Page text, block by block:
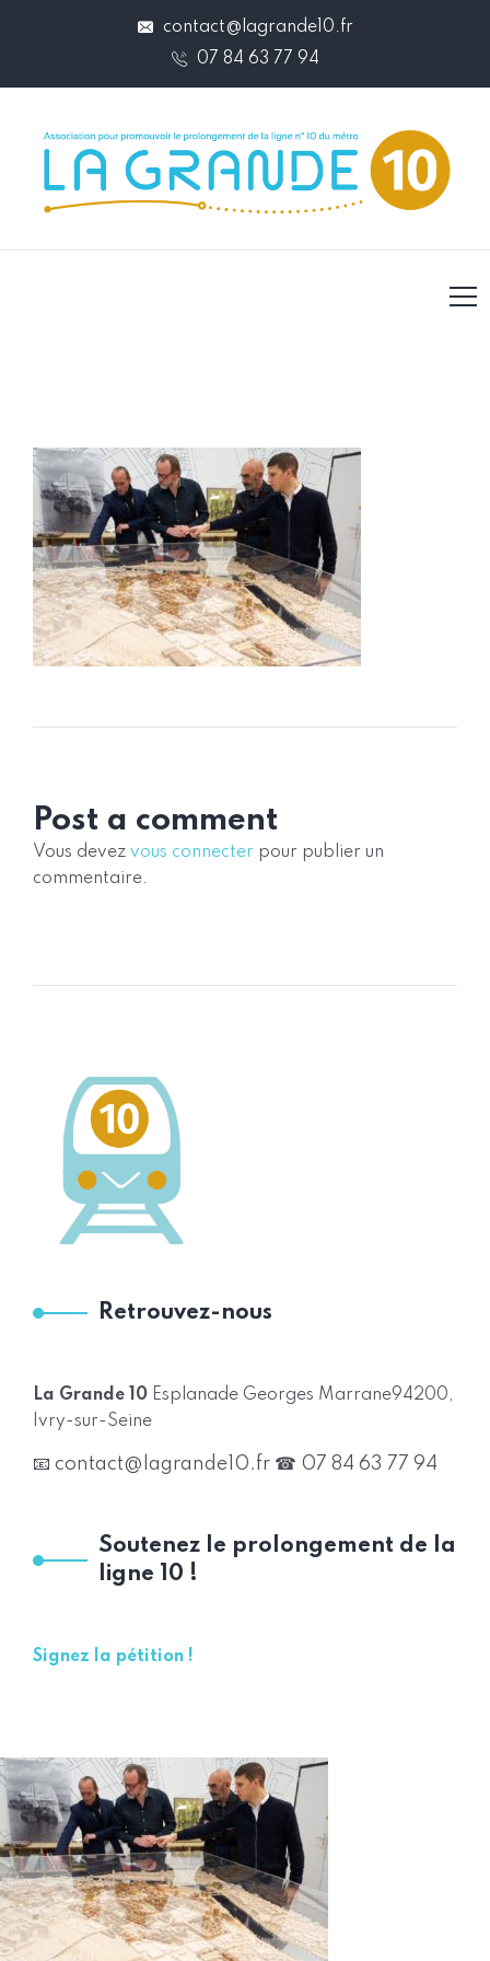
contact@lagrande10.fr
07 84 63 77 94
Post a comment
Vous devez vous connecter pour publier un
commentaire.
Retrouvez-nous
La Grande 10 Esplanade Georges Marrane94200,
Ivry-sur-Seine
📧 contact@lagrande10.fr ☎ 07 84 63 77 94
Soutenez le prolongement de la
ligne 10 !
Signez la pétition !